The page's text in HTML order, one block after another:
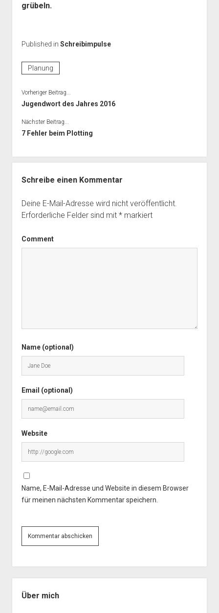
grübeln.
Published in Schreibimpulse
Planung
Vorheriger Beitrag...
Jugendwort des Jahres 2016
Nächster Beitrag...
7 Fehler beim Plotting
Schreibe einen Kommentar
Deine E-Mail-Adresse wird nicht veröffentlicht.
Erforderliche Felder sind mit *markiert
Comment
Name (optional)
Email (optional)
Website
Name, E-Mail-Adresse und Website in diesem Browser
für meinen nächsten Kommentar speichern.
Über mich